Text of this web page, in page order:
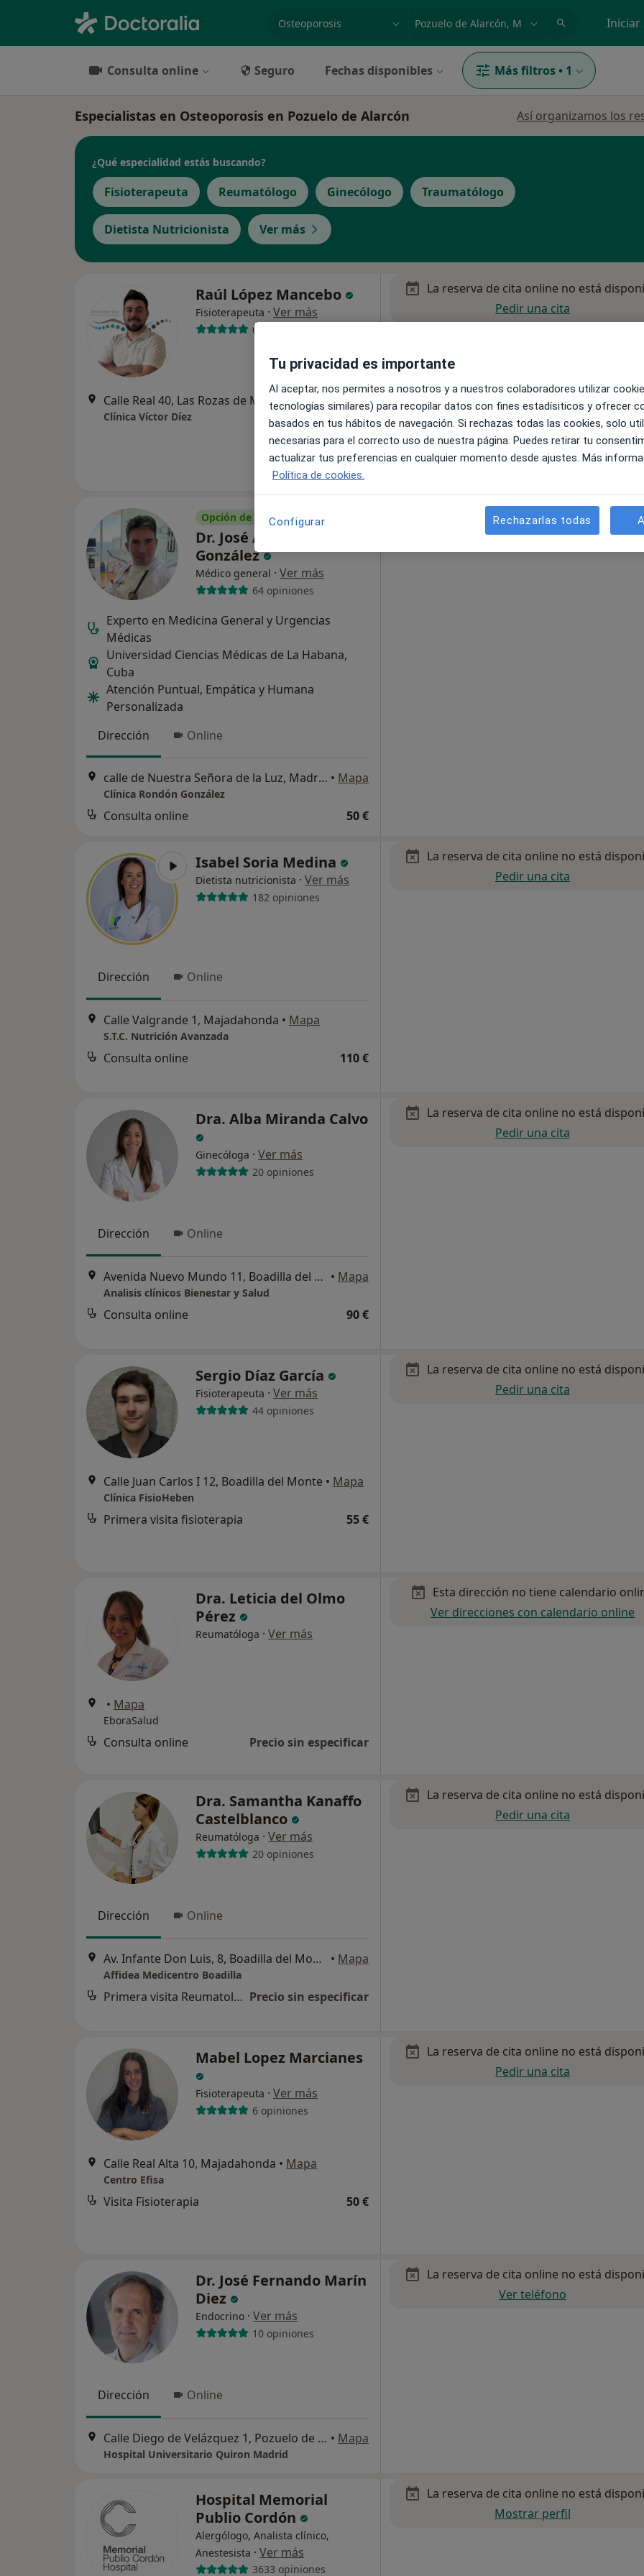
Iniciar
Consulta online Seguro Fechas disponibles Más filtros • 1
Especialistas en Osteoporosis en Pozuelo de Alarcón Así organizamos los
¿Qué especialidad estás buscando?
Fisioterapeuta Reumatólogo Ginecólogo Traumatólogo
Dietista Nutricionista Ver más
Raúl López Mancebo
Fisioterapeuta · Ver más
62 opiniones
Calle Real 40, Las Rozas de Madrid• Mapa
Clínica Víctor Díez
La reserva de cita online no está
Pedir una cita
Opción de pago online
Dr. José Angel Rondón
González
Médico general · Ver más
64 opiniones
Experto en Medicina General y Urgencias
Médicas
Universidad Ciencias Médicas de La Habana,
Cuba
Atención Puntual, Empática y Humana
Personalizada
Dirección
Online
calle de Nuestra Señora de la Luz, Madrid, Madrid, España, Madrid • Mapa
Clínica Rondón González
Consulta online 50 €
La reserva de cita online no está
Pedir una cita
Isabel Soria Medina
Dietista nutricionista · Ver más
182 opiniones
Dirección Online
Calle Valgrande 1, Majadahonda • Mapa
S.T.C. Nutrición Avanzada
Consulta online 110 €
La reserva de cita online no está
Pedir una cita
Dra. Alba Miranda Calvo
Ginecóloga · Ver más
20 opiniones
Dirección Online
Avenida Nuevo Mundo 11, Boadilla del Monte • Mapa
Analisis clínicos Bienestar y Salud
Consulta online 90 €
La reserva de cita online no está
Pedir una cita
Sergio Díaz García
Fisioterapeuta · Ver más
44 opiniones
Calle Juan Carlos I 12, Boadilla del Monte • Mapa
Clínica FisioHeben
Primera visita fisioterapia 55 €
La reserva de cita online no está
Pedir una cita
Dra. Leticia del Olmo
Pérez
Reumatóloga · Ver más
• Mapa
EboraSalud
Consulta online Precio sin especificar
Esta dirección no tiene calendario
Ver direcciones con calendario online
Dra. Samantha Kanaffo
Castelblanco
Reumatóloga · Ver más
20 opiniones
Dirección Online
Av. Infante Don Luis, 8, Boadilla del Monte • Mapa
Affidea Medicentro Boadilla
Primera visita Reumatología Precio sin especificar
La reserva de cita online no está
Pedir una cita
Mabel Lopez Marcianes
Fisioterapeuta · Ver más
6 opiniones
Calle Real Alta 10, Majadahonda • Mapa
Centro Efisa
Visita Fisioterapia 50 €
La reserva de cita online no está
Pedir una cita
Dr. José Fernando Marín
Diez
Endocrino · Ver más
10 opiniones
Dirección Online
Calle Diego de Velázquez 1, Pozuelo de Alarcón • Mapa
Hospital Universitario Quiron Madrid
La reserva de cita online no está
Ver teléfono
Hospital Memorial
Publio Cordón
Alergólogo, Analista clínico,
Anestesista · Ver más
3633 opiniones
La reserva de cita online no está
Mostrar perfil
Tu privacidad es importante
Al aceptar, nos permites a nosotros y a nuestros colaboradores utilizar
tecnologías similares) para recopilar datos con fines estadísiticos y ofrecer
basados en tus hábitos de navegación. Si rechazas todas las cookies, solo
necesarias para el correcto uso de nuestra página. Puedes retirar tu
actualizar tus preferencias en cualquier momento desde ajustes. Más
Política de cookies.
Configurar Rechazarlas todas